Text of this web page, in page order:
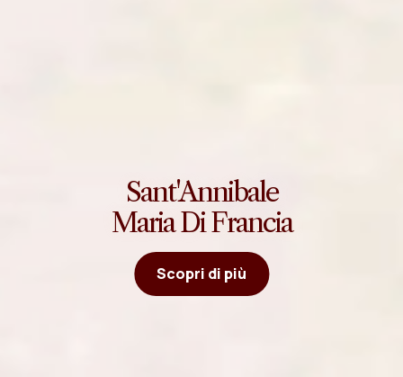
Sant'Annibale
Maria Di Francia
Scopri di più